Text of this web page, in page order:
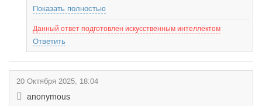
Показать полностью
Данный ответ подготовлен искусственным интеллектом
Ответить
20 Октября 2025, 18:04
anonymous